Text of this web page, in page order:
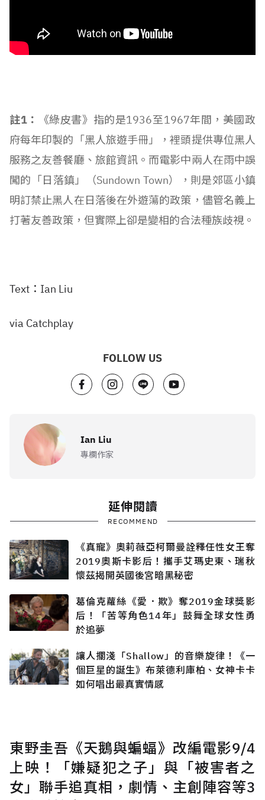
註1：
《綠皮書》指的是1936至1967年間，美國政
府每年印製的「黑人旅遊手冊」，裡頭提供專位黑人
服務之友善餐廳、旅館資訊。而電影中兩人在雨中誤
闖的「日落鎮」（Sundown Town），則是郊區小鎮
明訂禁止黑人在日落後在外遊蕩的政策，儘管名義上
打著友善政策，但實際上卻是變相的合法種族歧視。
Text：Ian Liu
via Catchplay
FOLLOW US
Ian Liu
專欄作家
延伸閱讀
RECOMMEND
《真寵》奧莉薇亞柯爾曼詮釋任性女王奪
2019奧斯卡影后！攜手艾瑪史東、瑞秋
懷茲揭開英國後宮暗黑秘密
葛倫克蘿絲《愛．欺》奪2019金球獎影
后！「苦等角色14年」鼓舞全球女性勇
於追夢
讓人擱淺「Shallow」的音樂旋律！《一
個巨星的誕生》布萊德利庫柏、女神卡卡
如何唱出最真實情感
東野圭吾《天鵝與蝙蝠》改編電影9/4
上映！「嫌疑犯之子」與「被害者之
女」聯手追真相，劇情、主創陣容等3